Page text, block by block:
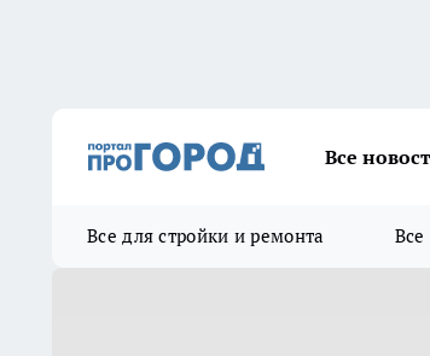
Все
Все для стройки и ремонта Все